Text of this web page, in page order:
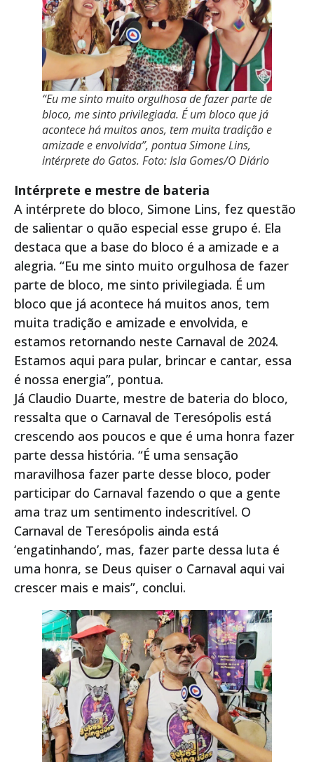
“Eu me sinto muito orgulhosa de fazer parte de
bloco, me sinto privilegiada. É um bloco que já
acontece há muitos anos, tem muita tradição e
amizade e envolvida”, pontua Simone Lins,
intérprete do Gatos. Foto: Isla Gomes/O Diário
Intérprete e mestre de bateria
A intérprete do bloco, Simone Lins, fez questão
de salientar o quão especial esse grupo é. Ela
destaca que a base do bloco é a amizade e a
alegria. “Eu me sinto muito orgulhosa de fazer
parte de bloco, me sinto privilegiada. É um
bloco que já acontece há muitos anos, tem
muita tradição e amizade e envolvida, e
estamos retornando neste Carnaval de 2024.
Estamos aqui para pular, brincar e cantar, essa
é nossa energia”, pontua.
Já Claudio Duarte, mestre de bateria do bloco,
ressalta que o Carnaval de Teresópolis está
crescendo aos poucos e que é uma honra fazer
parte dessa história. “É uma sensação
maravilhosa fazer parte desse bloco, poder
participar do Carnaval fazendo o que a gente
ama traz um sentimento indescritível. O
Carnaval de Teresópolis ainda está
‘engatinhando’, mas, fazer parte dessa luta é
uma honra, se Deus quiser o Carnaval aqui vai
crescer mais e mais”, conclui.